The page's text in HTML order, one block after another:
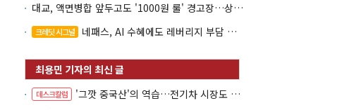
대교, 액면병합 앞두고도 '1000원 룰' 경고장…상장유지 시험대
크레딧 시그널 네패스, AI 수혜에도 레버리지 부담 여전
데스크칼럼 '그깟 중국산'의 역습…전기차 시장도 내줄 셈인가